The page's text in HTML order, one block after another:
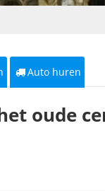
Auto huren
oude